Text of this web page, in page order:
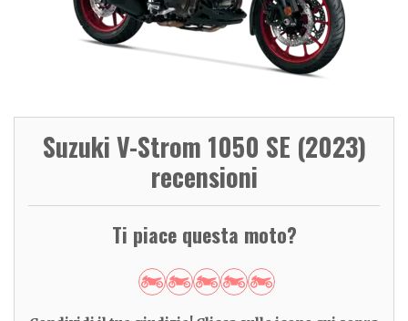
Suzuki V-Strom 1050 SE (2023)
recensioni
Ti piace questa moto?